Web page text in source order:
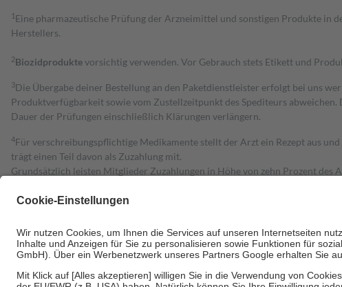
1 Eine pharmazeutische Prüfung der Arzneimittel und sonstigen Produkte in
Herstellers.
2Biozidproduktevorsichtig verwenden. Vor Gebrauch stets Etikett und
3Die Übergabe deiner Bestellung an den Paketdienstleister erfolgt bei uns
Produktverfügbarkeit sowie vom Zustellzeitpunkt des Spediteurs
Dauer der Prüfungen einschließlich Klärungen verlängern.
4Für verschreibungspflichtige Medikamente stellt der Arzt ein Rezept aus
trägt einen Teil davon als Zuzahlung mit.
Grundsätzlich leisten Mitglieder Zuzahlungen in Höhe von zehn Prozent des
Diese Regeln gelten grundsätzlich auch für Online-Apotheken.
Um das Engagement der Versicherten für ihre eigene Gesundheit zu
• Kindern und Jugendlichen bis zum vollendeten 18. Lebensjahr mit
• Untersuchungen zur Vorsorge und Früherkennung, die von der GKV
• empfohlenen Schutzimpfungen